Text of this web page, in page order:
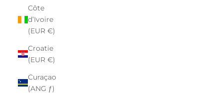
Côte
d’Ivoire
(EUR €)
Croatie
(EUR €)
Curaçao
(ANG ƒ)